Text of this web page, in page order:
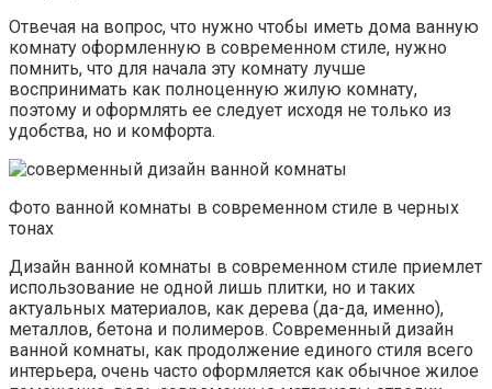
Отвечая на вопрос, что нужно чтобы иметь дома ванную
комнату оформленную в современном стиле, нужно
помнить, что для начала эту комнату лучше
воспринимать как полноценную жилую комнату,
поэтому и оформлять ее следует исходя не только из
удобства, но и комфорта.
Фото ванной комнаты в современном стиле в черных
тонах
Дизайн ванной комнаты в современном стиле приемлет
использование не одной лишь плитки, но и таких
актуальных материалов, как дерева (да-да, именно),
металлов, бетона и полимеров. Современный дизайн
ванной комнаты, как продолжение единого стиля всего
интерьера, очень часто оформляется как обычное жилое